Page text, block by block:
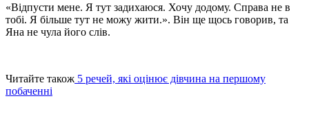
«Відпусти мене. Я тут задихаюся. Хочу додому. Справа не в
тобі. Я більше тут не можу жити.». Він ще щось говорив, та
Яна не чула його слів.
Читайте також 5 речей, які оцінює дівчина на першому
побаченні